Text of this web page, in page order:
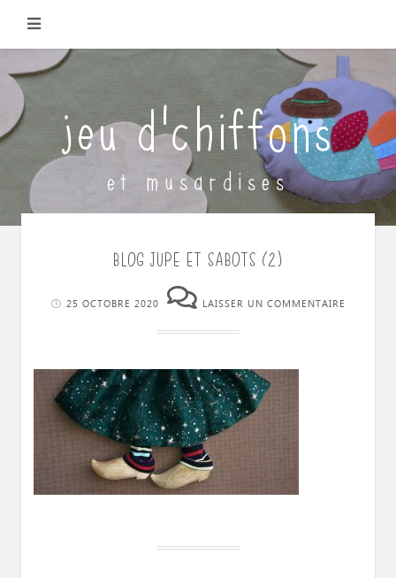
jeu d'chiffons
et musardises
BLOG JUPE ET SABOTS (2)
25 OCTOBRE 2020 LAISSER UN COMMENTAIRE